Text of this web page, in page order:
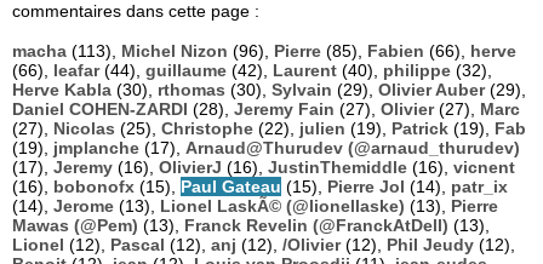
commentaires dans cette page :
macha (113), Michel Nizon (96), Pierre (85), Fabien (66), herve
(66), leafar(44), guillaume (42), Laurent (40), philippe (32),
Herve Kabla (30), rthomas (30), Sylvain (29), Olivier Auber(29),
Daniel COHEN-ZARDI (28), Jeremy Fain (27), Olivier(27), Marc
(27), Nicolas (25), Christophe (22), julien (19), Patrick (19), Fab
(19), jmplanche (17), Arnaud@Thurudev (@arnaud_thurudev)
(17), Jeremy (16), OlivierJ (16), JustinThemiddle (16), vicnent
(16), bobonofx (15), Paul Gateau (15), Pierre Jol (14), patr_ix
(14), Jerome (13), Lionel LaskÃ© (@lionellaske) (13), Pierre
Mawas (@Pem) (13), Franck Revelin (@FranckAtDell) (13),
Lionel (12), Pascal (12), anj (12), /Olivier(12), Phil Jeudy (12),